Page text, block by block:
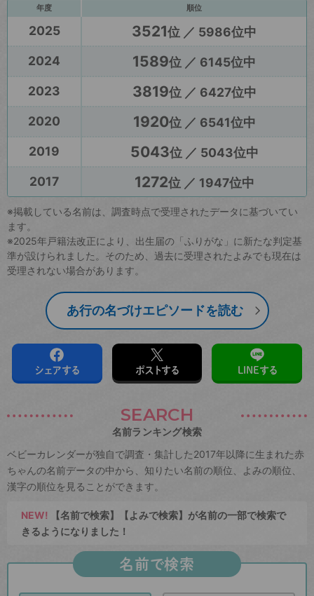
年度 順位
2025 3521位 ／ 5986位中
2024
1589位 ／ 6145位中
2023
3819位 ／ 6427位中
2020
1920位 ／ 6541位中
2019
5043位 ／ 5043位中
2017
1272位 ／ 1947位中
※掲載している名前は、調査時点で受理されたデータに基づいてい
ます。
※2025年戸籍法改正により、出生届の「ふりがな」に新たな判定基
準が設けられました。そのため、過去に受理されたよみでも現在は
受理されない場合があります。
あ行の名づけエピソードを読む
シェアする ポストする LINEする
SEARCH
名前ランキング検索
ベビーカレンダーが独自で調査・集計した2017年以降に生まれた赤
ちゃんの名前データの中から、知りたい名前の順位、よみの順位、
漢字の順位を見ることができます。
NEW! 【名前で検索】【よみで検索】が名前の一部で検索で
きるようになりました！
名前で検索